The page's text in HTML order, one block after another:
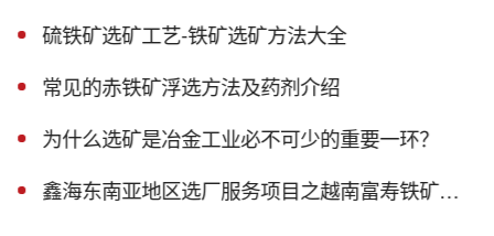
硫铁矿选矿工艺-铁矿选矿方法大全
常见的赤铁矿浮选方法及药剂介绍
为什么选矿是冶金工业必不可少的重要一环？
鑫海东南亚地区选厂服务项目之越南富寿铁矿磁选生产线